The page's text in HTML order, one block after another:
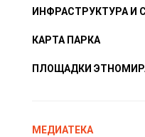
ИНФРАСТРУКТУРА И
КАРТА ПАРКА
ПЛОЩАДКИ
МЕДИАТЕКА